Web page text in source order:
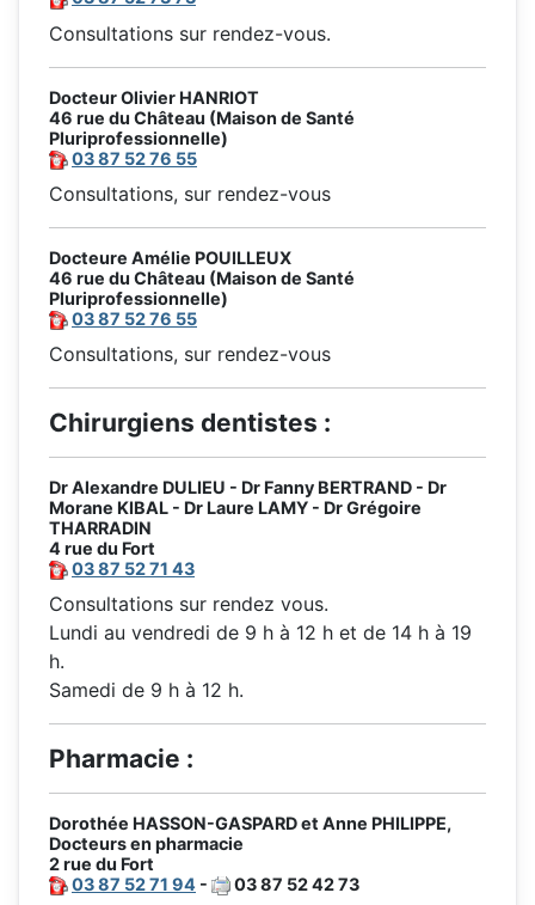
Consultations sur rendez-vous.
Docteur Olivier HANRIOT
46 rue du Château (Maison de Santé
Pluriprofessionnelle)
03 87 52 76 55
Consultations, sur rendez-vous
Docteure Amélie POUILLEUX
46 rue du Château (Maison de Santé
Pluriprofessionnelle)
03 87 52 76 55
Consultations, sur rendez-vous
Chirurgiens dentistes :
Dr Alexandre DULIEU - Dr Fanny BERTRAND - Dr
Morane KIBAL - Dr Laure LAMY - Dr Grégoire
THARRADIN
4 rue du Fort
03 87 52 71 43
Consultations sur rendez vous.
Lundi au vendredi de 9 h à 12 h et de 14 h à 19
h.
Samedi de 9 h à 12 h.
Pharmacie :
Dorothée HASSON-GASPARD et Anne PHILIPPE,
Docteurs en pharmacie
2 rue du Fort
03 87 52 71 94 - 03 87 52 42 73